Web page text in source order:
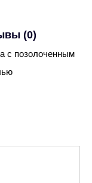
(0)
с позолоченным